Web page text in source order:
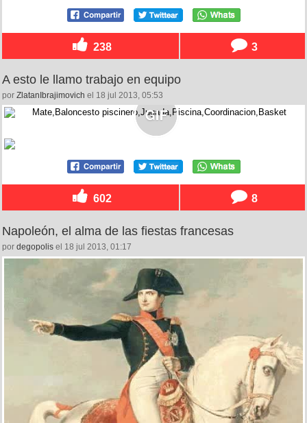
238 3
A esto le llamo trabajo en equipo
por ZlatanIbrajimovich el 18 jul 2013, 05:53
602 8
Napoleón, el alma de las fiestas francesas
por degopolis el 18 jul 2013, 01:17